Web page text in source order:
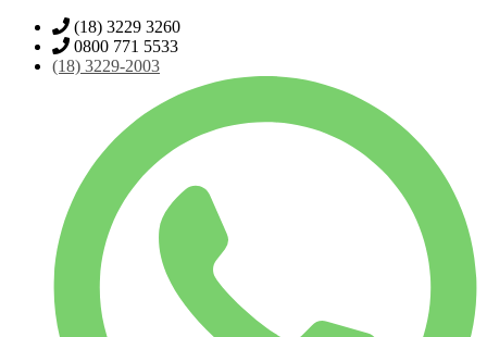
(18) 3229 3260
0800 771 5533
(18) 3229-2003